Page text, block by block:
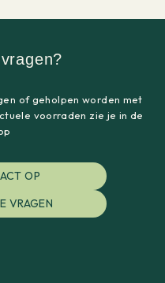
of geholpen worden met
voorraden zie je in de
OP
VRAGEN